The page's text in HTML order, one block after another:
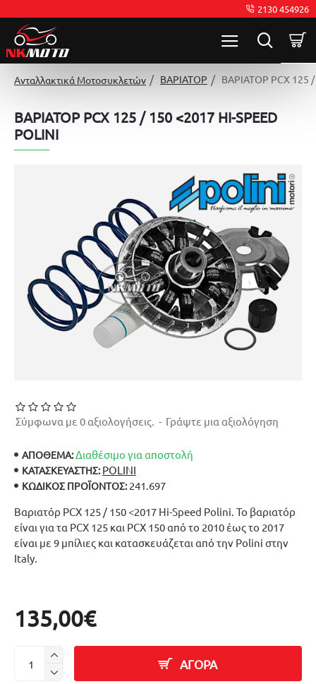
2130 454926
Ανταλλακτικά Μοτοσυκλετών ΒΑΡΙΑΤΟΡ ΒΑΡΙΑΤΟΡ PCX 125 /
ΒΑΡΙΑΤΟΡ PCX 125 / 150 <2017 HI-SPEED
POLINI
Βαριατόρ PCX 125 / 150 <2017 Hi-Speed Polini. Το βαριατόρ
είναι για τα PCX 125 και PCX 150 από το 2010 έως το 2017
είναι με 9 μπίλιες και κατασκευάζεται από την Polini στην
Italy.
ΑΠΟΘΕΜΑ:Διαθέσιμο για αποστολή
ΚΑΤΑΣΚΕΥΑΣΤΉΣ: POLINI
ΚΩΔΙΚΌΣ ΠΡΟΪΌΝΤΟΣ: 241.697
Σύμφωνα με 0 αξιολογήσεις. - Γράψτε μια αξιολόγηση
135,00€
ΑΓΟΡΑ